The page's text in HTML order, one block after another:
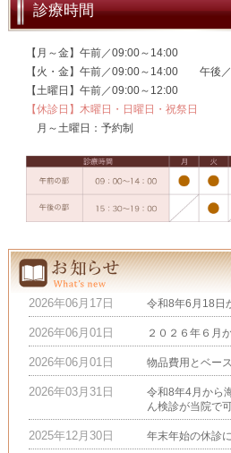
診療時間
【月～金】午前／09:00～14:00
【火・金】午前／09:00～14:00 午後
【土曜日】午前／09:00～12:00
【休診日】木曜日・日曜日・祝祭日
月～土曜日：予約制
2026年06月17日 令和8年6月18日
2026年06月01日 ２０２６年６月
2026年06月01日 物品費用とベー
2026年03月31日
令和8年4月から
ん検診が当院で
2025年12月30日 年末年始の休診